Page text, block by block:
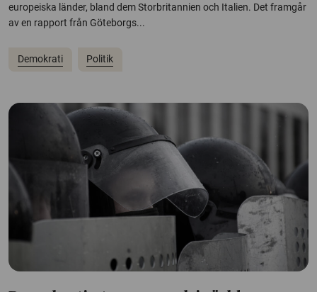
europeiska länder, bland dem Storbritannien och Italien. Det framgår
av en rapport från Göteborgs...
Demokrati Politik